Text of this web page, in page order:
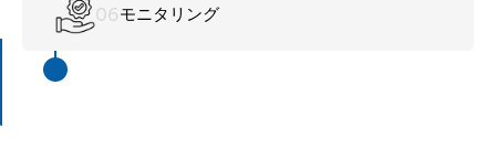
06モニタリング